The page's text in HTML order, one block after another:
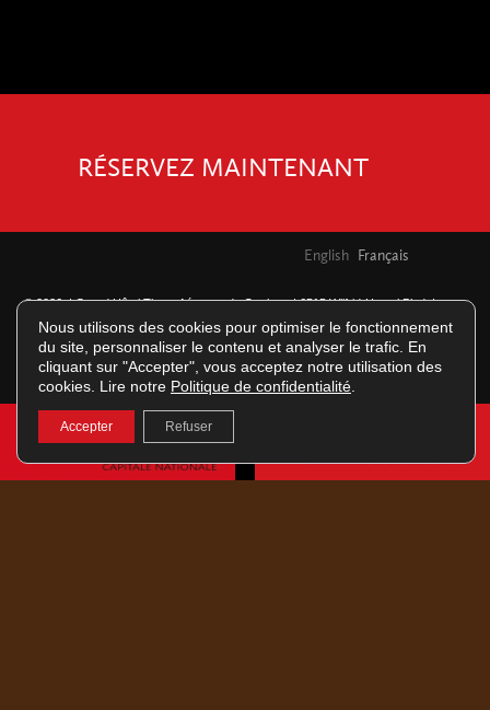
RÉSERVEZ MAINTENANT
© 2026 | Grand Hôtel Times Aéroport de Quebec | 6515 Wilfrid-Hamel Blvd |
L'Ancienne-Lorette Quebec CITQ #212914 | G2E 5W3 |Emplois |Politique de
confidentialité
English Français
Nous utilisons des cookies pour optimiser le fonctionnement
du site, personnaliser le contenu et analyser le trafic. En
cliquant sur "Accepter", vous acceptez notre utilisation des
cookies. Lire notre Politique de confidentialité
Accepter Refuser